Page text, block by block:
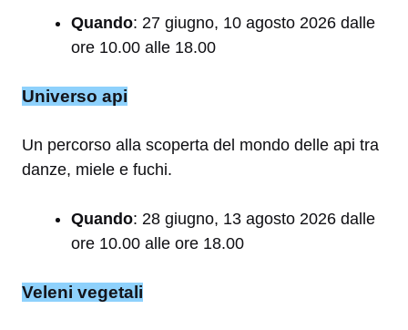
Quando: 27 giugno, 10 agosto 2026 dalle
ore 10.00 alle 18.00
Universo api
Un percorso alla scoperta del mondo delle api tra
danze, miele e fuchi.
Quando: 28 giugno, 13 agosto 2026 dalle
ore 10.00 alle ore 18.00
Veleni vegetali